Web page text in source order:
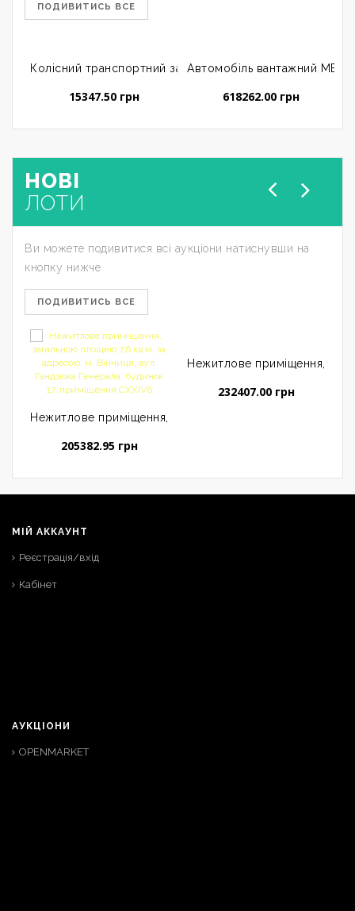
ПОДИВИТИСЬ ВСЕ
Колісний транспортний засіб ЗАЗ 110557 (вантажний
15347.50 грн
Автомобіль вантажний
618262.00 грн
НОВІ
ЛОТИ
Ви можете подивитися всі аукціони натиснувши на
кнопку нижче
ПОДИВИТИСЬ ВСЕ
Нежитлове приміщення, загальною площею 7,6 кв.м. за
205382.95 грн
Нежитлове приміщення,
232407.00 грн
МІЙ АККАУНТ
Реєстрація/вхід
Кабінет
АУКЦІОНИ
OPENMARKET